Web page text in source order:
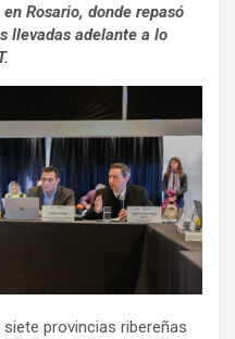
Rosario, donde repasó
llevadas adelante a lo
provincias ribereñas